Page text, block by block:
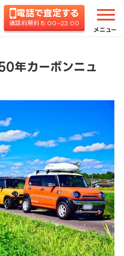
電話で査定する
通話料無料 8:00~22:00
メニュー
ーライフニュース ガソリ
年カーボンニュ